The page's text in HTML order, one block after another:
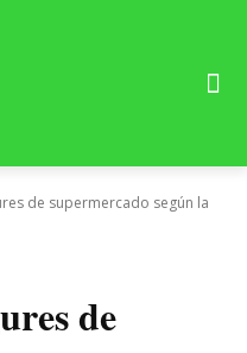
de supermercado según la
de